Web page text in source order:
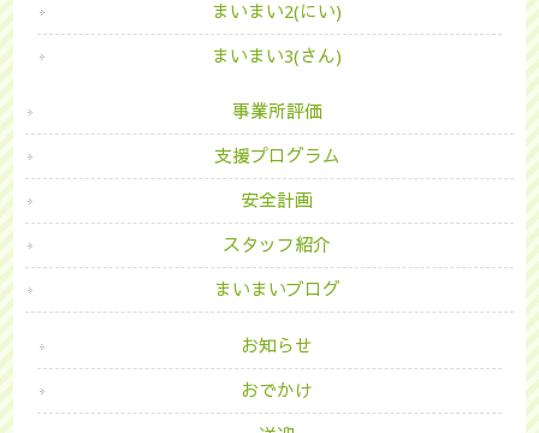
まいまい2(にい)
まいまい3(さん)
事業所評価
支援プログラム
安全計画
スタッフ紹介
まいまいブログ
お知らせ
おでかけ